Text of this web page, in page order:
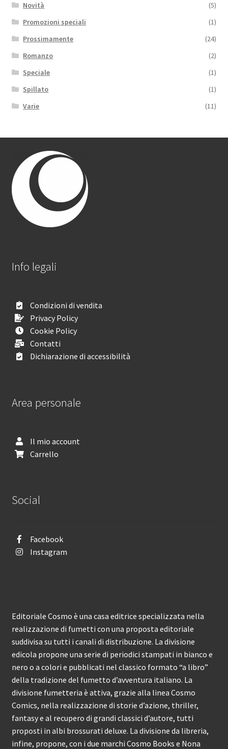
Novità
(5)
Promozioni speciali
(1)
Prossimamente
(24)
Romanzo
(2)
Speciale
(1)
Spillato
(1)
Varie
(11)
Info legali
Condizioni di vendita
Privacy Policy
Cookie Policy
Contatti
Dichiarazione di accessibilità
Area personale
Il mio account
Carrello
Social
Facebook
Instagram
Editoriale Cosmo è una casa editrice specializzata nella
realizzazione di fumetti con una proposta editoriale
suddivisa su tutti i canali di distribuzione. La divisione
edicola propone una serie di periodici stampati in bianco e
nero o a colori e pubblicati nel classico formato “a libro”
della tradizione del fumetto d’avventura italiano. La
divisione fumetteria è attiva, grazie alla linea Cosmo
Comics, nella realizzazione di storie d’azione, thriller,
fantasy e al recupero di grandi classici d’autore, tutti
proposti in albi brossurati deluxe. La divisione da libreria,
infine, propone, con i due marchi Cosmo Books e Nona